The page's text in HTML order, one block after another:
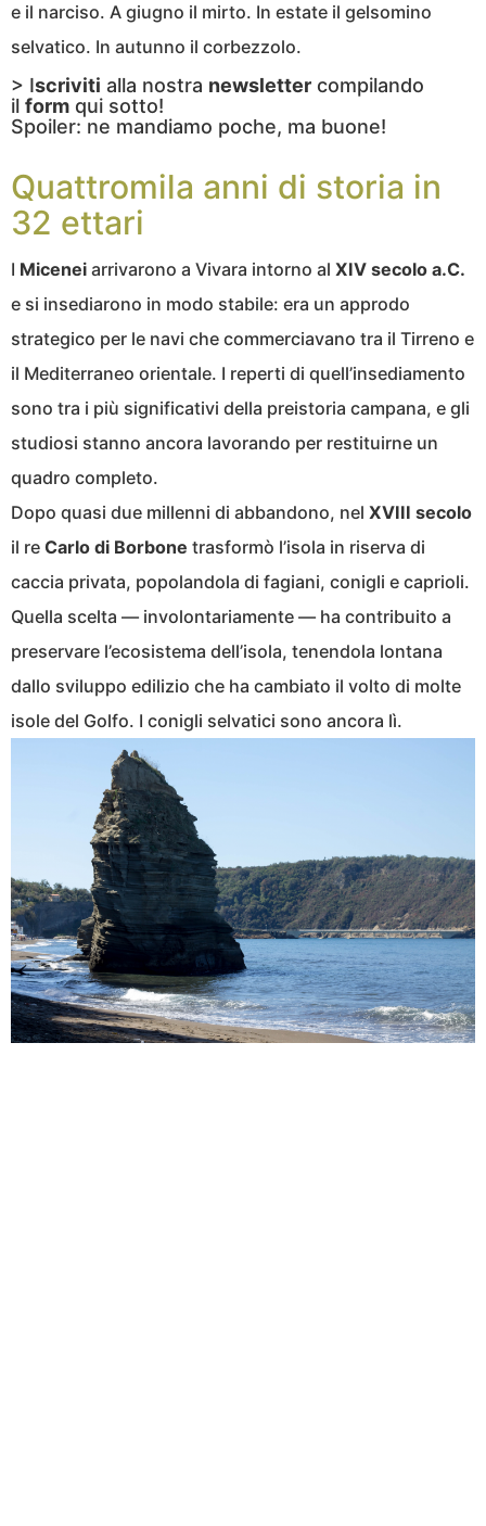
e il narciso. A giugno il mirto. In estate il gelsomino
selvatico. In autunno il corbezzolo.
> Iscriviti alla nostra newsletter compilando
il form qui sotto!
Spoiler: ne mandiamo poche, ma buone!
Quattromila anni di storia in
32 ettari
I Micenei arrivarono a Vivara intorno al XIV secolo a.C.
e si insediarono in modo stabile: era un approdo
strategico per le navi che commerciavano tra il Tirreno e
il Mediterraneo orientale. I reperti di quell’insediamento
sono tra i più significativi della preistoria campana, e gli
studiosi stanno ancora lavorando per restituirne un
quadro completo.
Dopo quasi due millenni di abbandono, nel XVIII secolo
il re Carlo di Borbone trasformò l’isola in riserva di
caccia privata, popolandola di fagiani, conigli e caprioli.
Quella scelta — involontariamente — ha contribuito a
preservare l’ecosistema dell’isola, tenendola lontana
dallo sviluppo edilizio che ha cambiato il volto di molte
isole del Golfo. I conigli selvatici sono ancora lì.